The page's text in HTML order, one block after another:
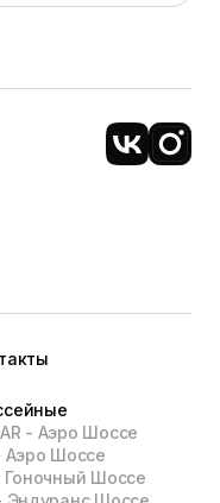
- Аэро Шоссе
Аэро Шоссе
Гоночный Шоссе